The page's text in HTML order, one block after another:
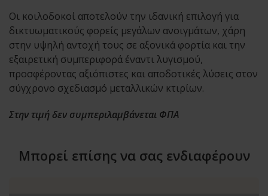
Οι κοιλοδοκοί αποτελούν την ιδανική επιλογή για
δικτυωματικούς φορείς μεγάλων ανοιγμάτων, χάρη
στην υψηλή αντοχή τους σε αξονικά φορτία και την
εξαιρετική συμπεριφορά έναντι λυγισμού,
προσφέροντας αξιόπιστες και αποδοτικές λύσεις στον
σύγχρονο σχεδιασμό μεταλλικών κτιρίων.
Στην τιμή δεν συμπεριλαμβάνεται ΦΠΑ
Μπορεί επίσης να σας ενδιαφέρουν